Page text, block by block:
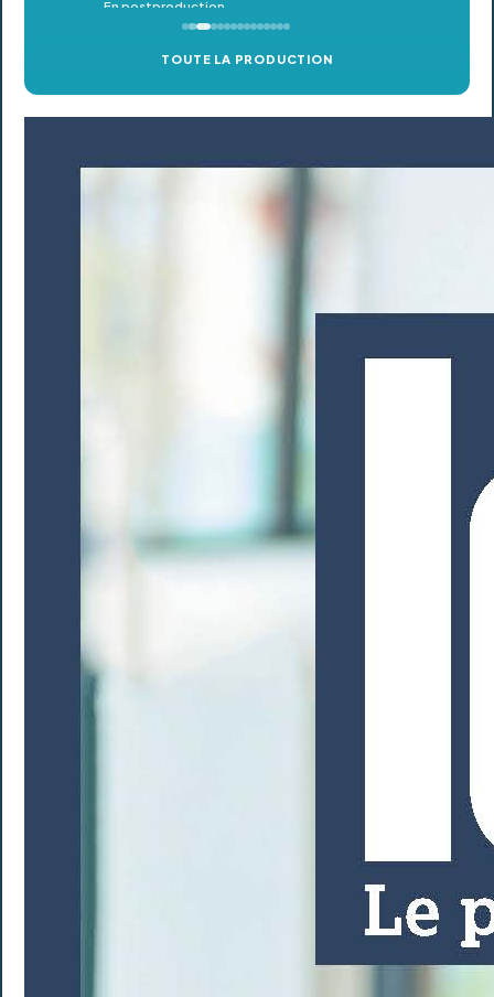
TOUTE LA PRODUCTION